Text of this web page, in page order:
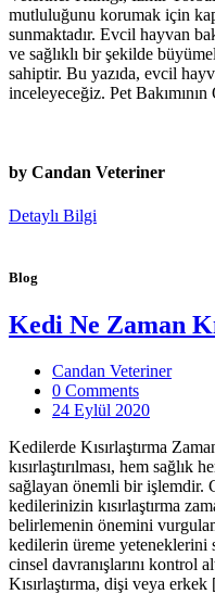
mutluluğunu korumak için
sunmaktadır. Evcil hayvan
ve sağlıklı bir şekilde
sahiptir. Bu yazıda, evcil
inceleyeceğiz. Pet
by Candan Veteriner
Detaylı Bilgi
Blog
Kedi Ne Zaman
Candan Veteriner
0 Comments
24 Eylül 2020
Kedilerde Kısırlaştırma
kısırlaştırılması, hem sağlık
sağlayan önemli bir işlemdir.
kedilerinizin kısırlaştırma
belirlemenin önemini
kedilerin üreme yeteneklerini
cinsel davranışlarını kontrol
Kısırlaştırma, dişi veya